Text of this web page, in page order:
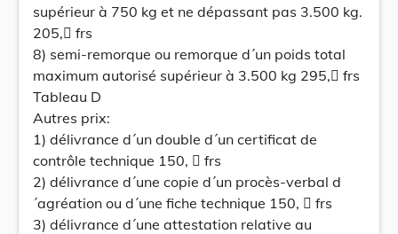
supérieur à 750 kg et ne dépassant pas 3.500 kg.
205, frs
8) semi-remorque ou remorque d´un poids total
maximum autorisé supérieur à 3.500 kg 295, frs
Tableau D
Autres prix:
1) délivrance d´un double d´un certificat de
contrôle technique 150,  frs
2) délivrance d´une copie d´un procès-verbal d
´agréation ou d´une fiche technique 150,  frs
3) délivrance d´une attestation relative au